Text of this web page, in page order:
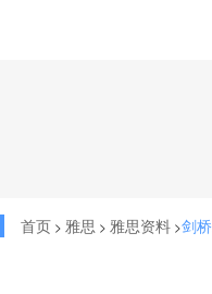
首页 > 雅思 > 雅思资料 >剑